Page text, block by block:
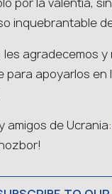
inquebrantable
agradecemos
para apoyarlos
de Ucrania: